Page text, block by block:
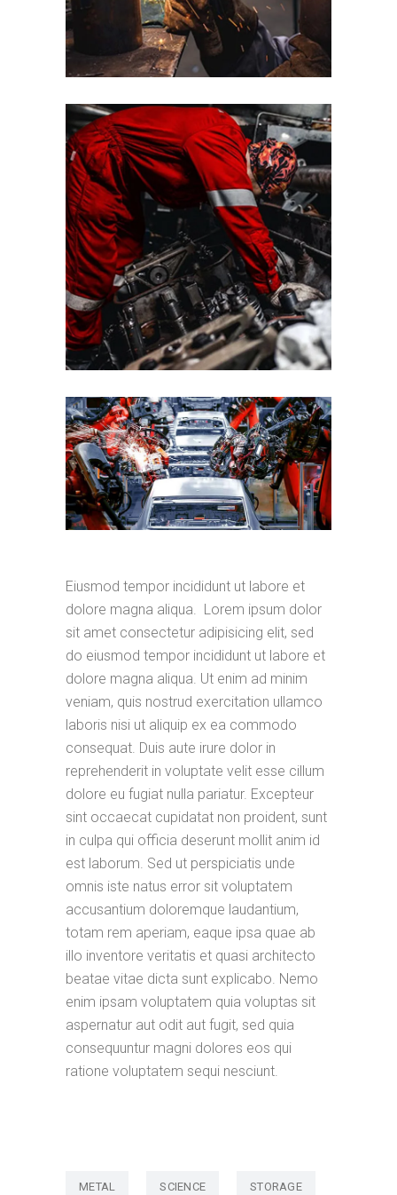
Eiusmod tempor incididunt ut labore et
dolore magna aliqua. Lorem ipsum dolor
sit amet consectetur adipisicing elit, sed
do eiusmod tempor incididunt ut labore et
dolore magna aliqua. Ut enim ad minim
veniam, quis nostrud exercitation ullamco
laboris nisi ut aliquip ex ea commodo
consequat. Duis aute irure dolor in
reprehenderit in voluptate velit esse cillum
dolore eu fugiat nulla pariatur. Excepteur
sint occaecat cupidatat non proident, sunt
in culpa qui officia deserunt mollit anim id
est laborum. Sed ut perspiciatis unde
omnis iste natus error sit voluptatem
accusantium doloremque laudantium,
totam rem aperiam, eaque ipsa quae ab
illo inventore veritatis et quasi architecto
beatae vitae dicta sunt explicabo. Nemo
enim ipsam voluptatem quia voluptas sit
aspernatur aut odit aut fugit, sed quia
consequuntur magni dolores eos qui
ratione voluptatem sequi nesciunt.
METAL SCIENCE STORAGE